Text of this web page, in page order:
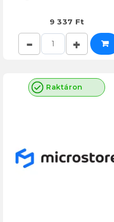
9 337 Ft
Raktáron